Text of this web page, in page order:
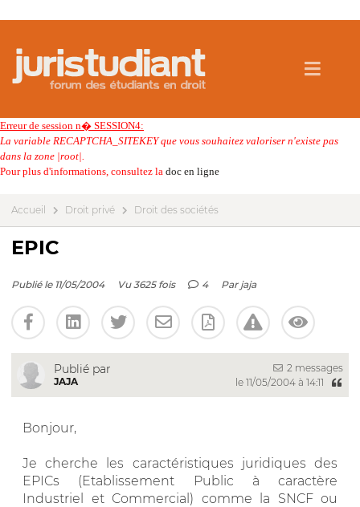
Erreur de session n� SESSION4:
La variable RECAPTCHA_SITEKEY que vous souhaitez valoriser n'existe pas
dans la zone |root|.
Pour plus d'informations, consultez la doc en ligne
Accueil Droit privé Droit des sociétés
EPIC
Publié le 11/05/2004 Vu 3625 fois 4 Par jaja
Publié par
JAJA
2 messages
le 11/05/2004 à 14:11
Bonjour,
Je cherche les caractéristiques juridiques des
EPICs (Etablissement Public à caractère
Industriel et Commercial) comme la SNCF ou